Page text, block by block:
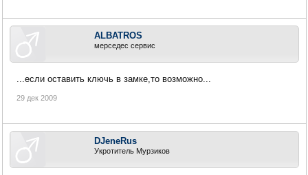
ALBATROS
мерседес сервис
...если оставить ключь в замке,то возможно...
29 дек 2009
DJeneRus
Укротитель Мурзиков